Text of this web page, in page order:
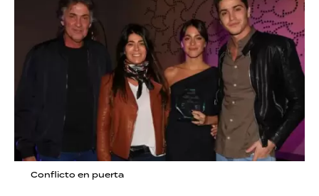
Conflicto en puerta